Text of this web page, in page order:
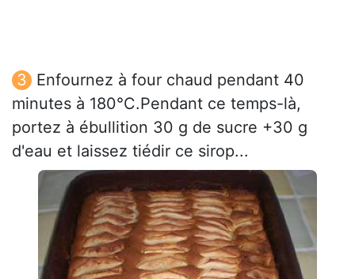
Enfournez à four chaud pendant 40
minutes à 180°C.Pendant ce temps-là,
portez à ébullition 30 g de sucre +30 g
d'eau et laissez tiédir ce sirop...